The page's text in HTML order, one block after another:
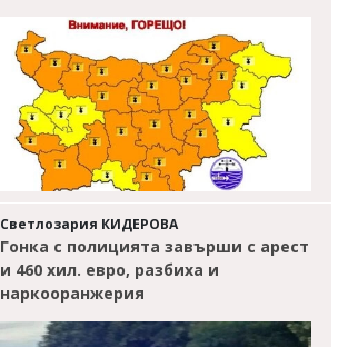
Светлозария КИДЕРОВА
Гонка с полицията завърши с арест
и 460 хил. евро, разбиха и
наркооранжерия